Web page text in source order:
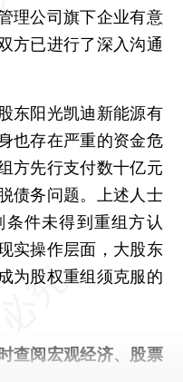
理公司旗下企业有意
方已进行了深入沟通
阳光凯迪新能源有
也存在严重的资金危
方先行支付数十亿元
债务问题。上述人士
件未得到重组方认
实操作层面，大股东
为股权重组须克服的
查阅宏观经济、股票